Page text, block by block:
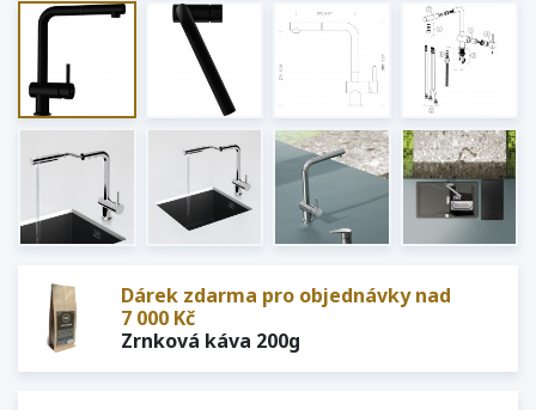
Dárek zdarma pro objednávky nad
7 000 Kč
Zrnková káva 200g